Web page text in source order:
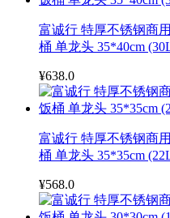
富诚行 特厚不锈钢商
桶 单龙头 35*40cm
¥638.0
富诚行 特厚不锈钢商
桶 单龙头 35*35cm
¥568.0